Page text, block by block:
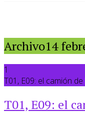
Archivo14
1
T01, E09: el camión
T01, E09: el